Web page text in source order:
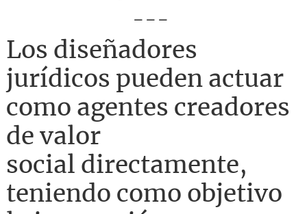
---
Los diseñadores
jurídicos pueden actuar
como agentes creadores
de valor
social directamente,
teniendo como objetivo